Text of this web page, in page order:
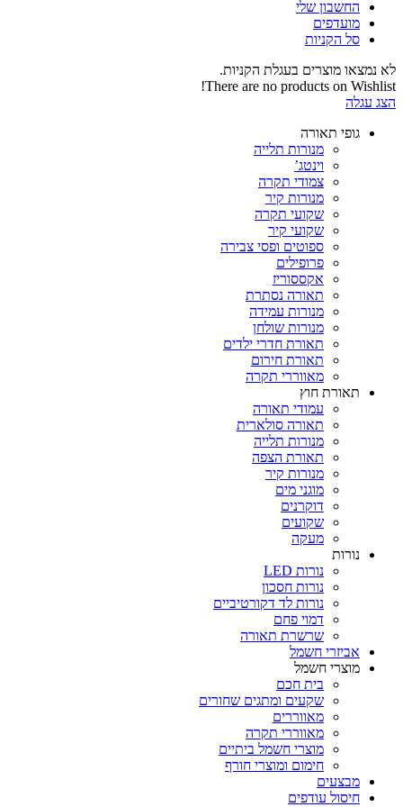
החשבון שלי‬
‫מועדפים‬‬
סל הקניות
לא נמצאו מוצרים בעגלת הקניות.
There are no products on Wishlist!
הצג עגלה
גופי תאורה
מנורות תלייה
וינטג’
צמודי תקרה
מנורות קיר
שקועי תקרה
שקועי קיר
ספוטים ופסי צבירה
פרופילים
אקססוריז
תאורה נסתרת
מנורות עמידה
מנורות שולחן
תאורת חדרי ילדים
תאורת חירום
מאווררי תקרה
תאורת חוץ
עמודי תאורה
תאורה סולארית
מנורות תלייה
תאורת הצפה
מנורות קיר
מוגני מים
דוקרנים
שקועים
מעקה
נורות
נורות LED
נורות חסכון
נורות לד דקורטיביים
דמוי פחם
שרשרת תאורה
אביזרי חשמל
מוצרי חשמל
בית חכם
שקעים ומתגים שחורים
מאווררים
מאווררי תקרה
מוצרי חשמל ביתיים
חימום ומוצרי חורף
מבצעים
חיסול עודפים